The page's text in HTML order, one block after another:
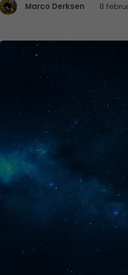
Marco Derksen 8